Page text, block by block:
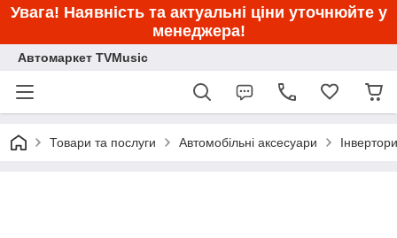
Увага! Наявність та актуальні ціни уточнюйте у
менеджера!
Автомаркет TVMusic
Товари та послуги Автомобільні аксесуари Інвертори